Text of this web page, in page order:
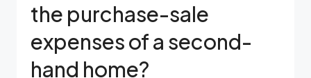
the purchase-sale
expenses of a second-
hand home?